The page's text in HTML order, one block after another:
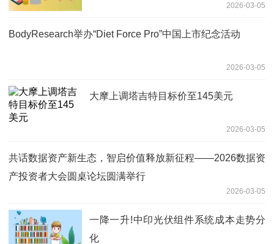
2026-03-05
BodyResearch举办“Diet Force Pro”中国上市纪念活动
2026-03-05
大摩上调塔吉特目标价至145美元
2026-03-05
共话数据资产新生态，智启价值释放新征程——2026数据资
产投资者大会圆桌论坛圆满举行
2026-03-05
一降一升!中印光伏组件系统成本走势分
化